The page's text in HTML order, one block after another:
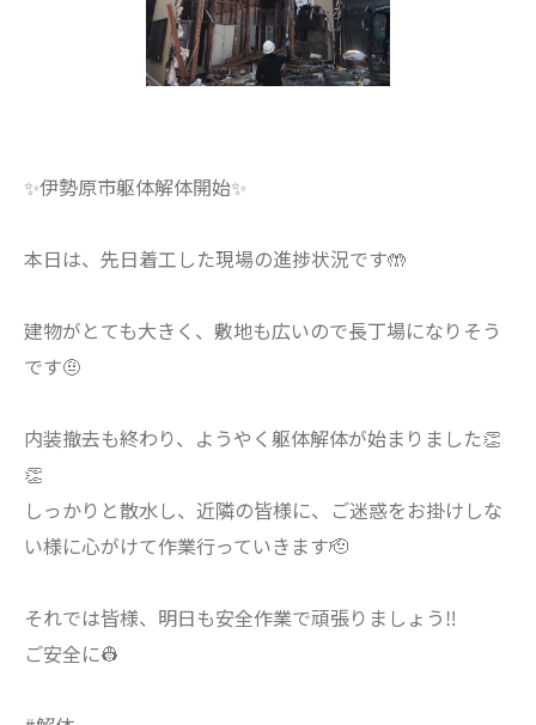
✨伊勢原市躯体解体開始✨
本日は、先日着工した現場の進捗状況です🤲
建物がとても大きく、敷地も広いので長丁場になりそう
です🤨
内装撤去も終わり、ようやく躯体解体が始まりました👏
👏
しっかりと散水し、近隣の皆様に、ご迷惑をお掛けしな
い様に心がけて作業行っていきます🫡
それでは皆様、明日も安全作業で頑張りましょう‼️
ご安全に👷